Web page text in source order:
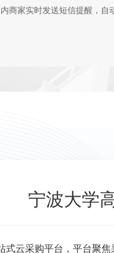
商家实时发送短信提醒，自
宁波大学
式云采购平台，平台聚焦